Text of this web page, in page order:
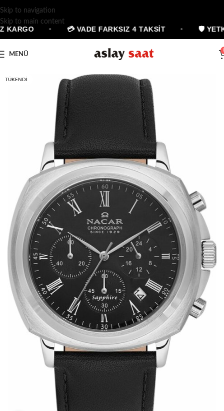
Skip to navigation
Skip to main content
KARGO 💳 VADE FARKSIZ 4 TAKSİT 🛡
MENÜ
TÜKENDI